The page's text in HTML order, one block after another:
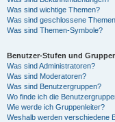
Was sind wichtige Themen?
Was sind geschlossene
Was sind Themen-Symbole?
Benutzer-Stufen und
Was sind Administratoren?
Was sind Moderatoren?
Was sind Benutzergruppen?
Wo finde ich die
Wie werde ich Gruppenleiter?
Weshalb werden verschiedene